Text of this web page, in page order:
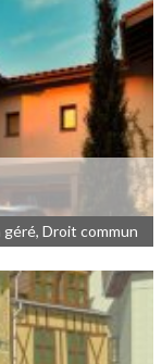
géré, Droit commun